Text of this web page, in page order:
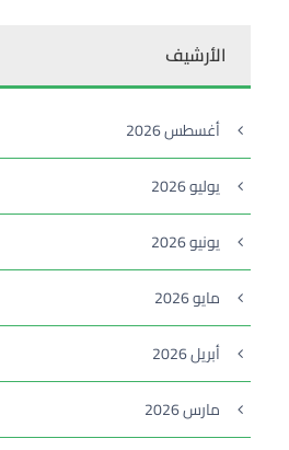
الأرشيف
أغسطس 2026
يوليو 2026
يونيو 2026
مايو 2026
أبريل 2026
مارس 2026